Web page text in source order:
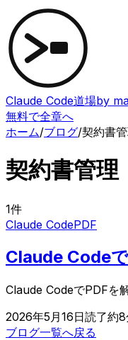
Claude Code道場by
無料で全章へ
ホーム/ブログ/契約書
契約書管理
1件
Claude CodePDF
Claude Code
Claude CodeでPDFを
2026年5月16日読了約8
ブログ一覧へ戻る